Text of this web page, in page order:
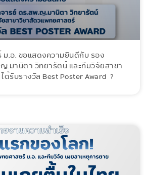
.อ. ขอแสดงความยินดีกับ รอง
.มานิตา วิทยารัตน์ และทีมวิจัยสาขา
รับรางวัล Best Poster Award ?